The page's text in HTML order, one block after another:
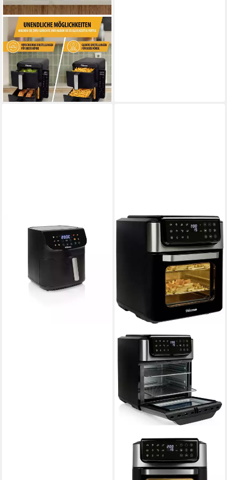
TRISTAR
Heißluftfritteuse FR-9074
2400W Leistung
ab 99,99 € UVP109,99 €
-9%
lieferbar - in 2-3 Werktagen bei dir
TRISTAR
Heißluftfritteuse FR-9073
Leistung
Temperatur
lieferbar - in 2-3 Werktagen bei dir
Minibackofen Airfryer Ofen
FR-9068